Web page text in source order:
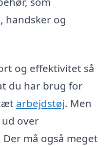
handsker og
og effektivitet så
du har brug for
arbejdstøj. Men
ud over
må også meget